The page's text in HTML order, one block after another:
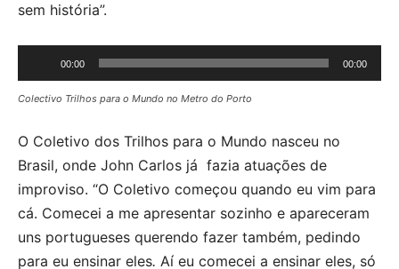
sem história”.
de
áudio
00:00 00:00
Colectivo Trilhos para o Mundo no Metro do Porto
O Coletivo dos Trilhos para o Mundo nasceu no
Brasil, onde John Carlos já fazia atuações de
improviso. “O Coletivo começou quando eu vim para
cá. Comecei a me apresentar sozinho e apareceram
uns portugueses querendo fazer também, pedindo
para eu ensinar eles. Aí eu comecei a ensinar eles, só